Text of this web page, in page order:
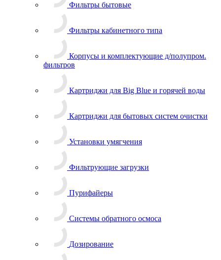
Фильтры бытовые
Фильтры кабинетного типа
Корпусы и комплектующие д/полупром.
фильтров
Картриджи для Big Blue и горячей воды
Картриджи для бытовых систем очистки
Установки умягчения
Фильтрующие загрузки
Пурифайеры
Системы обратного осмоса
Дозирование